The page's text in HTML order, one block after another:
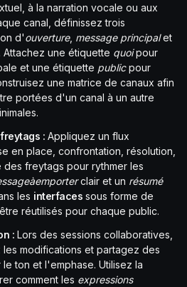
à la narration vocale ou aux
canal, définissez trois
d'ouverture, message principalet
une étiquette quoipour
et une étiquette publicpour
une matrice de canaux afin
portées d'un canal à un autre
: Appliquez un flux
en place, confrontation, résolution,
des freytags pour rythmer les
clair et un résumé
les interfaces sous forme de
réutilisés pour chaque public.
: Lors des sessions collaboratives,
modifications et partagez des
ton et l'emphase. Utilisez la
comment les expressions